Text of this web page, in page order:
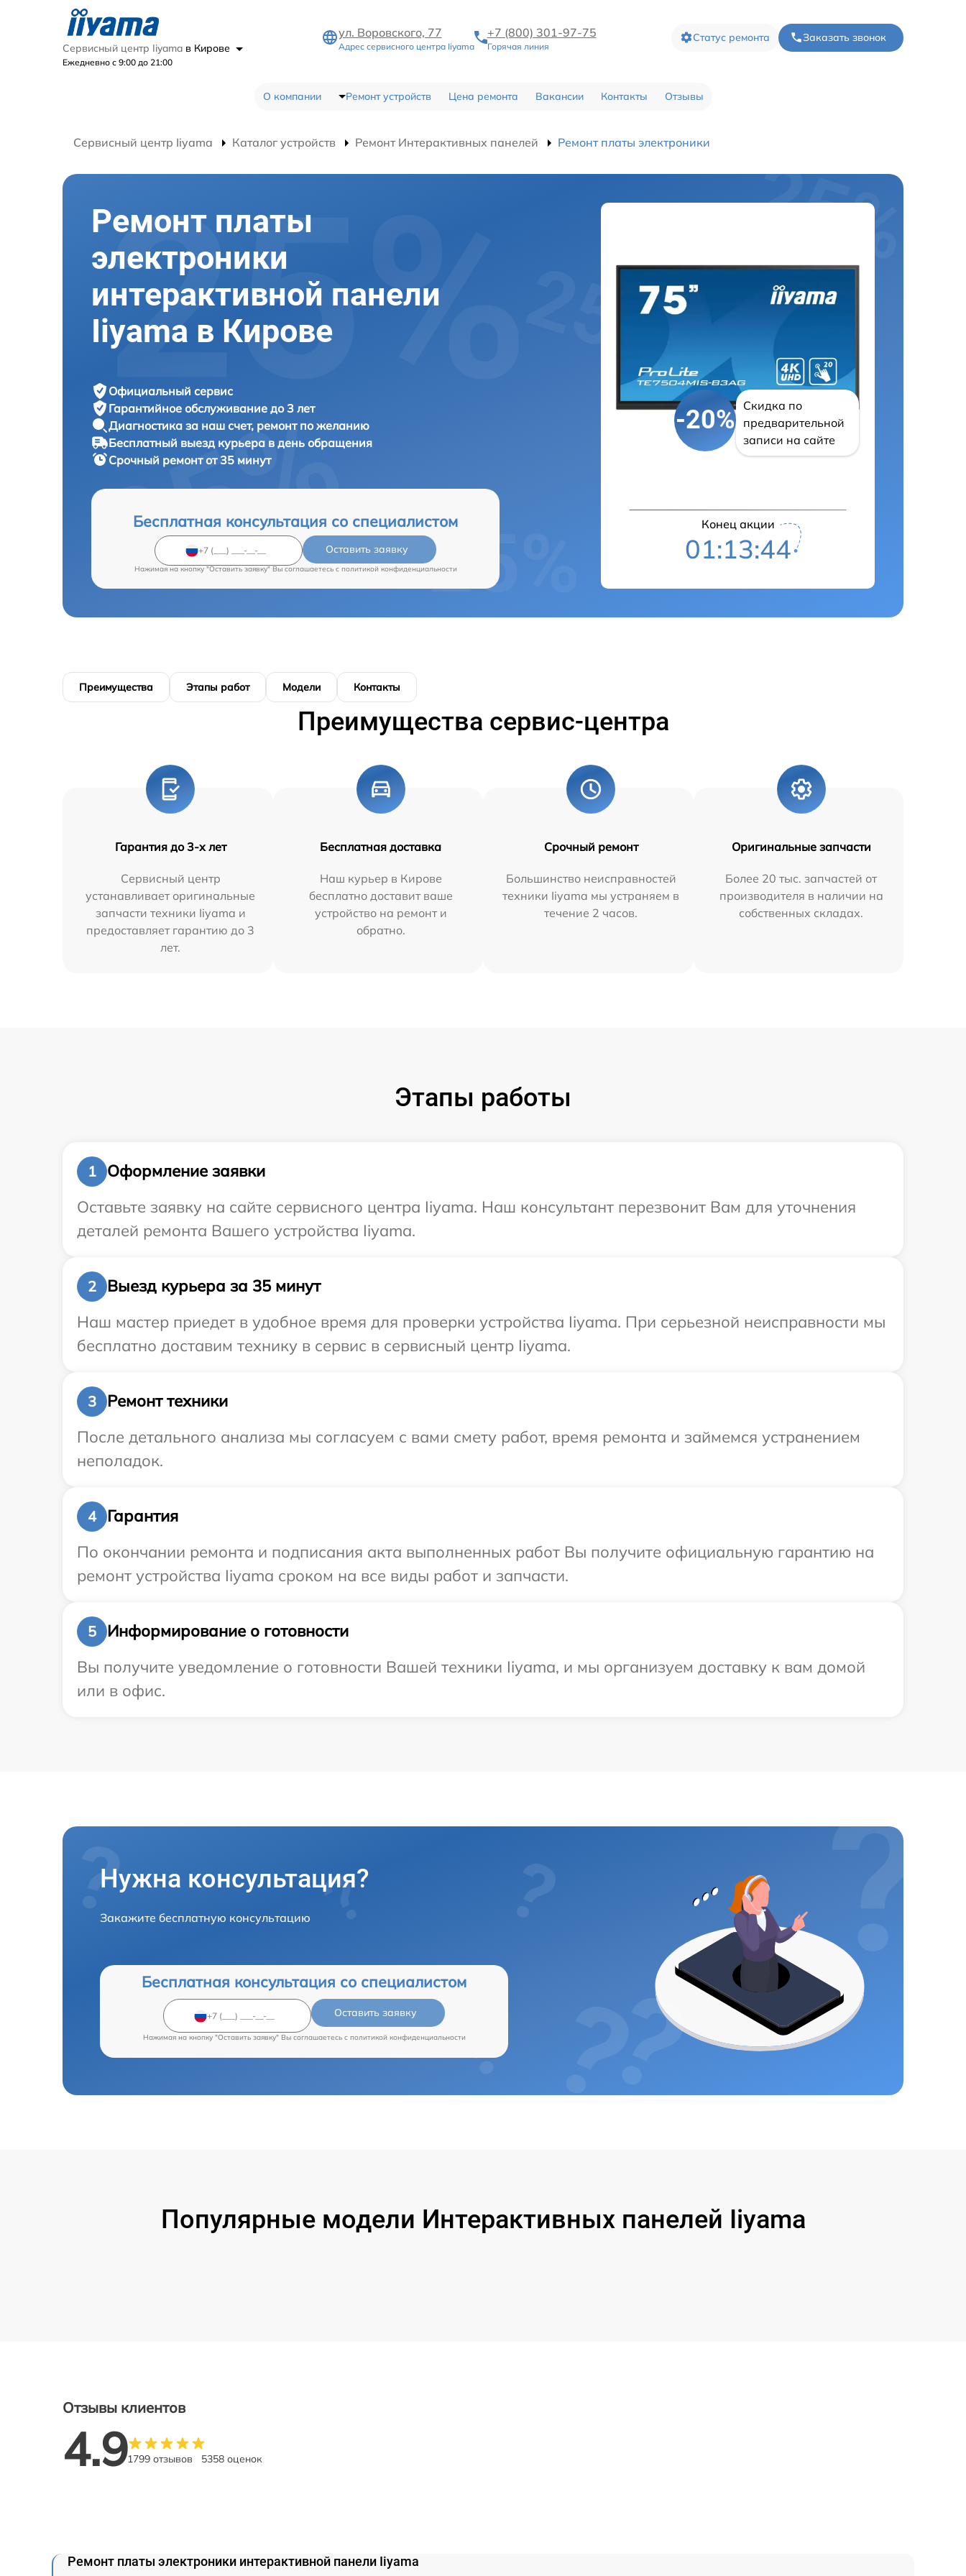
Сервисный центр Iiyama в Кирове
Ежедневно с 9:00 до 21:00
ул. Воровского, 77
Адрес сервисного центра Iiyama
+7 (800) 301-97-75
Горячая линия
Статус ремонта Заказать звонок
О компании Ремонт устройств Цена ремонта Вакансии Контакты Отзывы
Сервисный центр Iiyama Каталог устройств Ремонт Интерактивных панелей Ремонт платы электроники
Ремонт платы
электроники
интерактивной панели
Iiyama в Кирове
Официальный сервис
Гарантийное обслуживание до 3 лет
Диагностика за наш счет, ремонт по желанию
Бесплатный выезд курьера в день обращения
Срочный ремонтот 35 минут
Бесплатная консультация со специалистом
Оставить заявку
Нажимая на кнопку "Оставить заявку" Вы соглашаетесь c политикой конфиденциальности
-20%
Скидка по
предварительной
записи на сайте
Конец акции
01:13:43
Преимущества Этапы работ Модели Контакты
Преимущества сервис-центра
Гарантия до 3-х лет
Сервисный центр
устанавливает оригинальные
запчасти техники Iiyama и
предоставляет гарантию до 3
лет.
Бесплатная доставка
Наш курьер в Кирове
бесплатно доставит ваше
устройство на ремонт и
обратно.
Срочный ремонт
Большинство неисправностей
техники Iiyama мы устраняем в
течение 2 часов.
Оригинальные запчасти
Более 20 тыс. запчастей от
производителя в наличии на
собственных складах.
Этапы работы
1
Оформление заявки
Оставьте заявку на сайте сервисного центра Iiyama. Наш консультант перезвонит Вам для уточнения
деталей ремонта Вашего устройства Iiyama.
2
Выезд курьера за 35 минут
Наш мастер приедет в удобное время для проверки устройства Iiyama. При серьезной неисправности мы
бесплатно доставим технику в сервис в сервисный центр Iiyama.
3
Ремонт техники
После детального анализа мы согласуем с вами смету работ, время ремонта и займемся устранением
неполадок.
4
Гарантия
По окончании ремонта и подписания акта выполненных работ Вы получите официальную гарантию на
ремонт устройства Iiyama сроком на все виды работ и запчасти.
5
Информирование о готовности
Вы получите уведомление о готовности Вашей техники Iiyama, и мы организуем доставку к вам домой
или в офис.
Нужна консультация?
Закажите бесплатную консультацию
Бесплатная консультация со специалистом
Оставить заявку
Нажимая на кнопку "Оставить заявку" Вы соглашаетесь c политикой конфиденциальности
Популярные модели Интерактивных панелей Iiyama
Отзывы клиентов
4.91799 отзывов 5358 оценок
Ремонт платы электроники интерактивной панели Iiyama